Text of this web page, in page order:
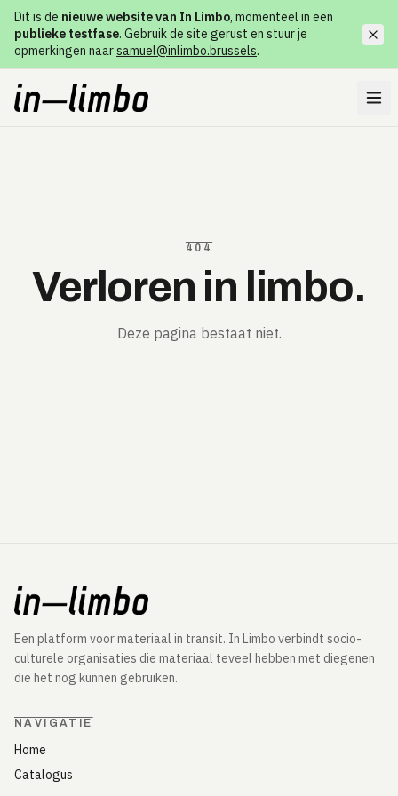
Dit is de nieuwe website van In Limbo, momenteel in een
publieke testfase. Gebruik de site gerust en stuur je
opmerkingen naarsamuel@inlimbo.brussels.
404
Verloren in limbo.
Deze pagina bestaat niet.
Een platform voor materiaal in transit. In Limbo verbindt socio-
culturele organisaties die materiaal teveel hebben met diegenen
die het nog kunnen gebruiken.
NAVIGATIE
Home
Catalogus